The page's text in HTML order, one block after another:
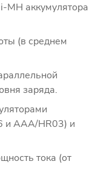
MH аккумулятора
(в среднем
заряда.
и AAA/HR03) и
тока (от